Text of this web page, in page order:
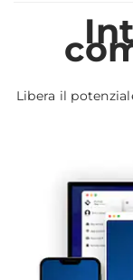
Libera il